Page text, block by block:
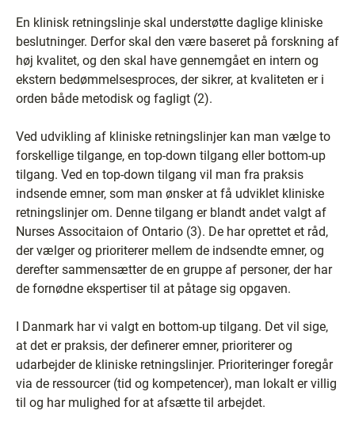
En klinisk retningslinje skal understøtte daglige kliniske
beslutninger. Derfor skal den være baseret på forskning af
høj kvalitet, og den skal have gennemgået en intern og
ekstern bedømmelsesproces, der sikrer, at kvaliteten er i
orden både metodisk og fagligt (2).
Ved udvikling af kliniske retningslinjer kan man vælge to
forskellige tilgange, en top-down tilgang eller bottom-up
tilgang. Ved en top-down tilgang vil man fra praksis
indsende emner, som man ønsker at få udviklet kliniske
retningslinjer om. Denne tilgang er blandt andet valgt af
Nurses Associtaion of Ontario (3). De har oprettet et råd,
der vælger og prioriterer mellem de indsendte emner, og
derefter sammensætter de en gruppe af personer, der har
de fornødne ekspertiser til at påtage sig opgaven.
I Danmark har vi valgt en bottom-up tilgang. Det vil sige,
at det er praksis, der definerer emner, prioriterer og
udarbejder de kliniske retningslinjer. Prioriteringer foregår
via de ressourcer (tid og kompetencer), man lokalt er villig
til og har mulighed for at afsætte til arbejdet.